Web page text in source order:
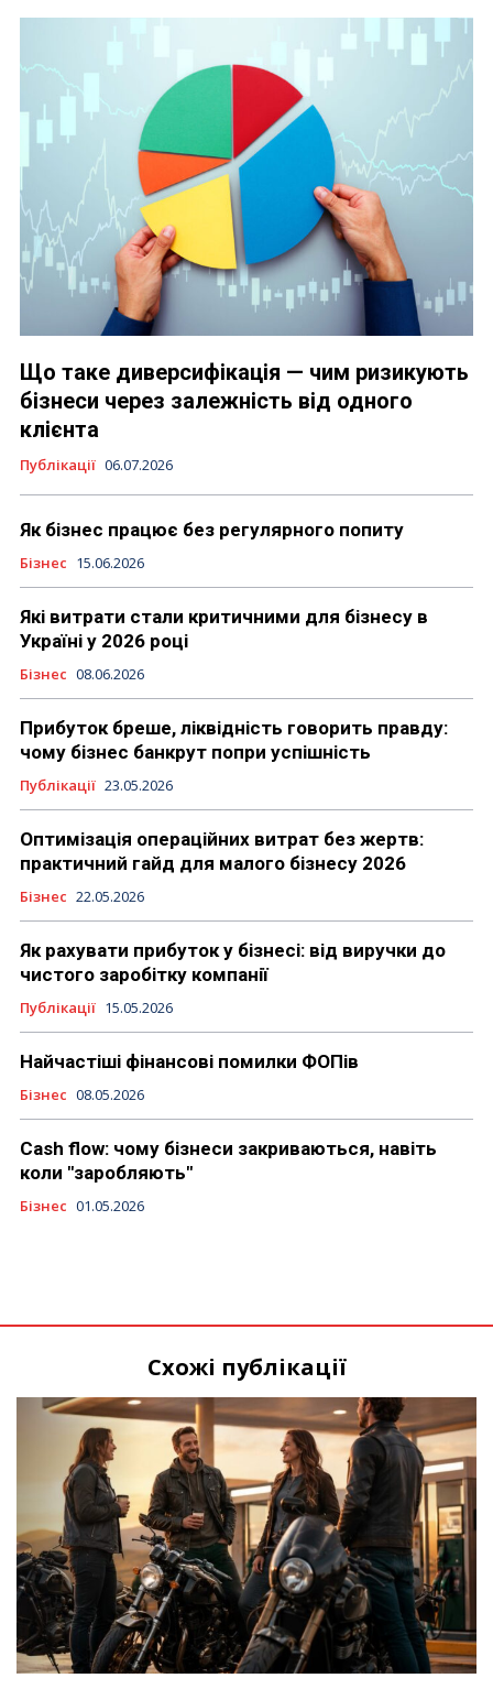
Що таке диверсифікація — чим ризикують
бізнеси через залежність від одного
клієнта
Публікації 06.07.2026
Як бізнес працює без регулярного попиту
Бізнес 15.06.2026
Які витрати стали критичними для бізнесу в
Україні у 2026 році
Бізнес 08.06.2026
Прибуток бреше, ліквідність говорить правду:
чому бізнес банкрут попри успішність
Публікації 23.05.2026
Оптимізація операційних витрат без жертв:
практичний гайд для малого бізнесу 2026
Бізнес 22.05.2026
Як рахувати прибуток у бізнесі: від виручки до
чистого заробітку компанії
Публікації 15.05.2026
Найчастіші фінансові помилки ФОПів
Бізнес 08.05.2026
Cash flow: чому бізнеси закриваються, навіть
коли "заробляють"
Бізнес 01.05.2026
Схожі публікації